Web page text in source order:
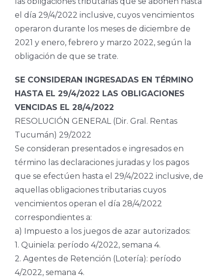
el día 29/4/2022 inclusive, cuyos vencimientos
operaron durante los meses de diciembre de
2021 y enero, febrero y marzo 2022, según la
obligación de que se trate.
SE CONSIDERAN INGRESADAS EN TÉRMINO
HASTA EL 29/4/2022 LAS OBLIGACIONES
VENCIDAS EL 28/4/2022
RESOLUCIÓN GENERAL (Dir. Gral. Rentas
Tucumán) 29/2022
Se consideran presentados e ingresados en
término las declaraciones juradas y los pagos
que se efectúen hasta el 29/4/2022 inclusive, de
aquellas obligaciones tributarias cuyos
vencimientos operan el día 28/4/2022
correspondientes a:
a) Impuesto a los juegos de azar autorizados:
1. Quiniela: período 4/2022, semana 4.
2. Agentes de Retención (Lotería): período
4/2022, semana 4.